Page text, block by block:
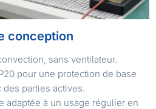
conception
sans ventilateur.
pour une protection de base
des parties actives.
adaptée à un usage régulier en